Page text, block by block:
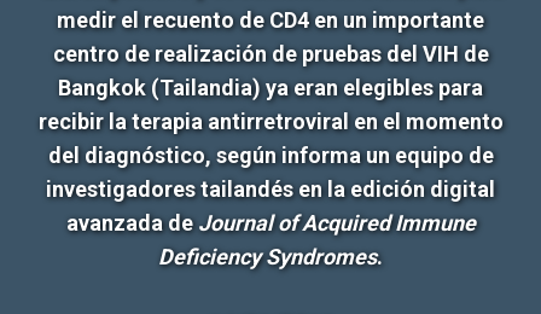
medir el recuento de CD4 en un importante
centro de realización de pruebas del VIH de
Bangkok (Tailandia) ya eran elegibles para
recibir la terapia antirretroviral en el momento
del diagnóstico, según informa un equipo de
investigadores tailandés en la edición digital
avanzada deJournal of Acquired Immune
Deficiency Syndromes.